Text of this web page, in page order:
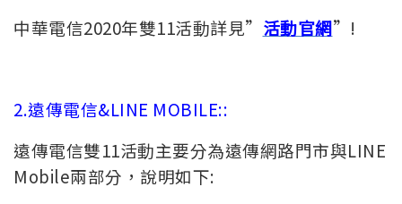
中華電信2020年雙11活動詳見” 活動官網”!
2.遠傳電信&LINE MOBILE::
遠傳電信雙11活動主要分為遠傳網路門市與LINE
Mobile兩部分，說明如下: